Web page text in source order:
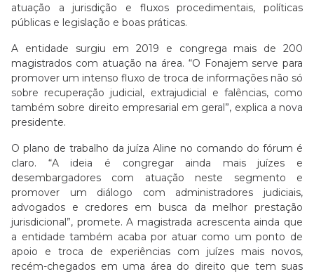
atuação a jurisdição e fluxos procedimentais, políticas
públicas e legislação e boas práticas.
A entidade surgiu em 2019 e congrega mais de 200
magistrados com atuação na área. “O Fonajem serve para
promover um intenso fluxo de troca de informações não só
sobre recuperação judicial, extrajudicial e falências, como
também sobre direito empresarial em geral”, explica a nova
presidente.
O plano de trabalho da juíza Aline no comando do fórum é
claro. “A ideia é congregar ainda mais juízes e
desembargadores com atuação neste segmento e
promover um diálogo com administradores judiciais,
advogados e credores em busca da melhor prestação
jurisdicional”, promete. A magistrada acrescenta ainda que
a entidade também acaba por atuar como um ponto de
apoio e troca de experiências com juízes mais novos,
recém-chegados em uma área do direito que tem suas